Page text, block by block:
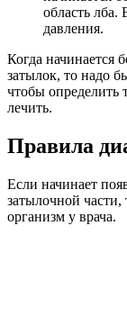
область лба.
давления.
Когда начинается
затылок, то надо
чтобы определить
лечить.
Правила
Если начинает
затылочной части,
организм у врача.